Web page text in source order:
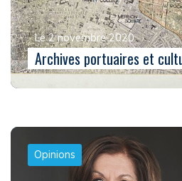
Le 2 novembre 2020
Archives portuaires et
Opinions